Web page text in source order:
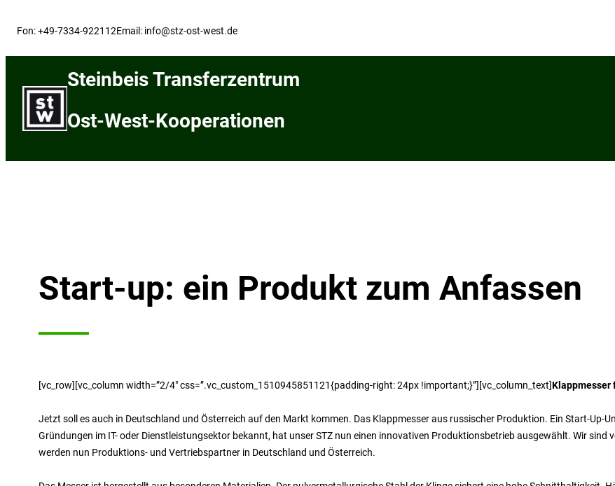
Fon: +49-7334-922112Email: info@stz-ost-west.de
Steinbeis Transferzentrum
Ost-West-Kooperationen
Start-up: ein Produkt zum Anfassen
[vc_row][vc_column width=”2/4″ css=”.vc_custom_1510945851121{padding-right: 24px !important;}”][vc_column_text]Klappmesser
Jetzt soll es auch in Deutschland und Österreich auf den Markt kommen. Das Klappmesser aus russischer Produktion. Ein Start-Up-
Gründungen im IT- oder Dienstleistungsektor bekannt, hat unser STZ nun einen innovativen Produktionsbetrieb ausgewählt. Wir
werden nun Produktions- und Vertriebspartner in Deutschland und Österreich.